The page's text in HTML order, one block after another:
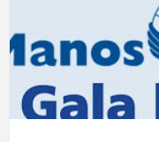
sol’"